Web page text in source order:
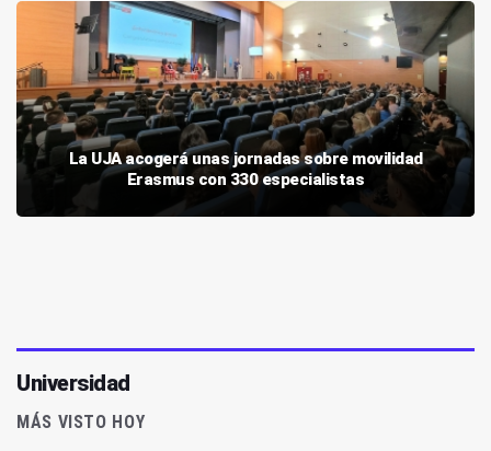
La UJA acogerá unas jornadas sobre movilidad
Erasmus con 330 especialistas
Universidad
MÁS VISTO HOY